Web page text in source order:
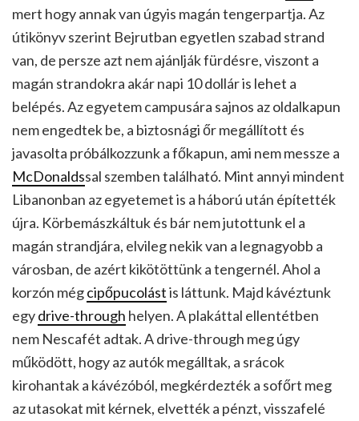
mert hogy annak van úgyis magán tengerpartja. Az
útikönyv szerint Bejrutban egyetlen szabad strand
van, de persze azt nem ajánlják fürdésre, viszont a
magán strandokra akár napi 10 dollár is lehet a
belépés. Az egyetem campusára sajnos az oldalkapun
nem engedtek be, a biztosnági őr megállított és
javasolta próbálkozzunk a főkapun, ami nem messze a
McDonaldssal szemben található. Mint annyi mindent
Libanonban az egyetemet is a háború után építették
újra. Körbemászkáltuk és bár nem jutottunk el a
magán strandjára, elvileg nekik van a legnagyobb a
városban, de azért kikötöttünk a tengernél. Ahol a
korzón mégcipőpucolástis láttunk. Majd kávéztunk
egydrive-through helyen. A plakáttal ellentétben
nem Nescafét adtak. A drive-through meg úgy
működött, hogy az autók megálltak, a srácok
kirohantak a kávézóból, megkérdezték a sofőrt meg
az utasokat mit kérnek, elvették a pénzt, visszafelé